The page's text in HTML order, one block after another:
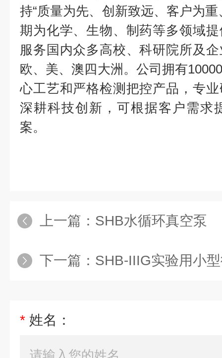
持“质量为先、创新致远、客户为
期为化学、生物、制药等多领域
服务国内众多高校、科研院所及
欧、美、澳四大洲。公司拥有
心工艺和严格检测把控产品，专
深耕科技创新，可根据客户需求
案。
上一篇： SHB水循环真空泵
下一篇： SHB-IIIG实验用小
* 姓名：